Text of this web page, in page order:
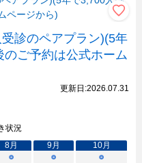
診のペアプラン)(5年
ご予約は公式ホーム
更新日:2026.07.31
状況
8月 9月 10月
○
○ ○